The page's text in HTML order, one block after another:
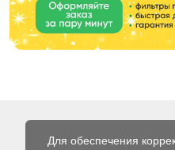
Для обеспечения